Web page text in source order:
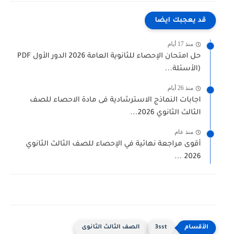
قد يعجبك ايضا
منذ 17 أيام
حل امتحان الإحصاء للثانوية العامة 2026 الدور الأول PDF
(الأسئلة...
منذ 26 أيام
اجابات النماذج الاسترشادية فى مادة الاحصاء للصف
الثالث الثانوي 2026...
منذ عام
أقوى مراجعة نهائية في الإحصاء للصف الثالث الثانوي
2026 ...
3sst الصف الثالث الثانوى